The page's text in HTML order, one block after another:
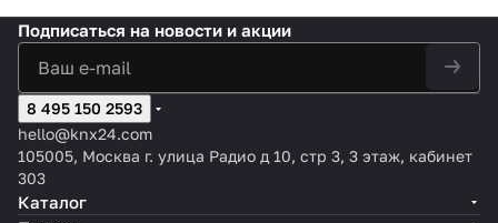
Подписаться на новости и акции
8 495 150 2593
hello@knx24.com
105005, Москва г. улица Радио д 10, стр 3, 3 этаж, кабинет
303
Каталог